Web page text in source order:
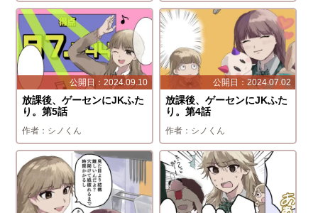
2024.09.10
放課後、ゲーセンにJKふた
り。第5話
シノくん
2024.07.02
放課後、ゲーセンにJKふた
り。第4話
シノくん